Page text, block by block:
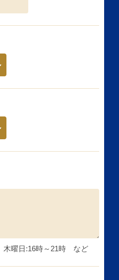
木曜日:16時～21時 など